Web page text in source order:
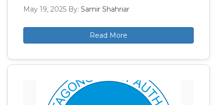
May 19, 2025 By: Samir Shahriar
Read More